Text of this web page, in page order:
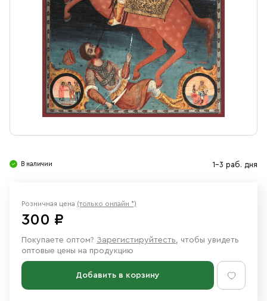
Ювелирные изделия
В наличии 1-3 раб. дня
Розничная цена (только онлайн *)
300 ₽
Покупаете оптом? Зарегистируйтесть, чтобы увидеть
оптовые цены на продукцию
Добавить в корзину